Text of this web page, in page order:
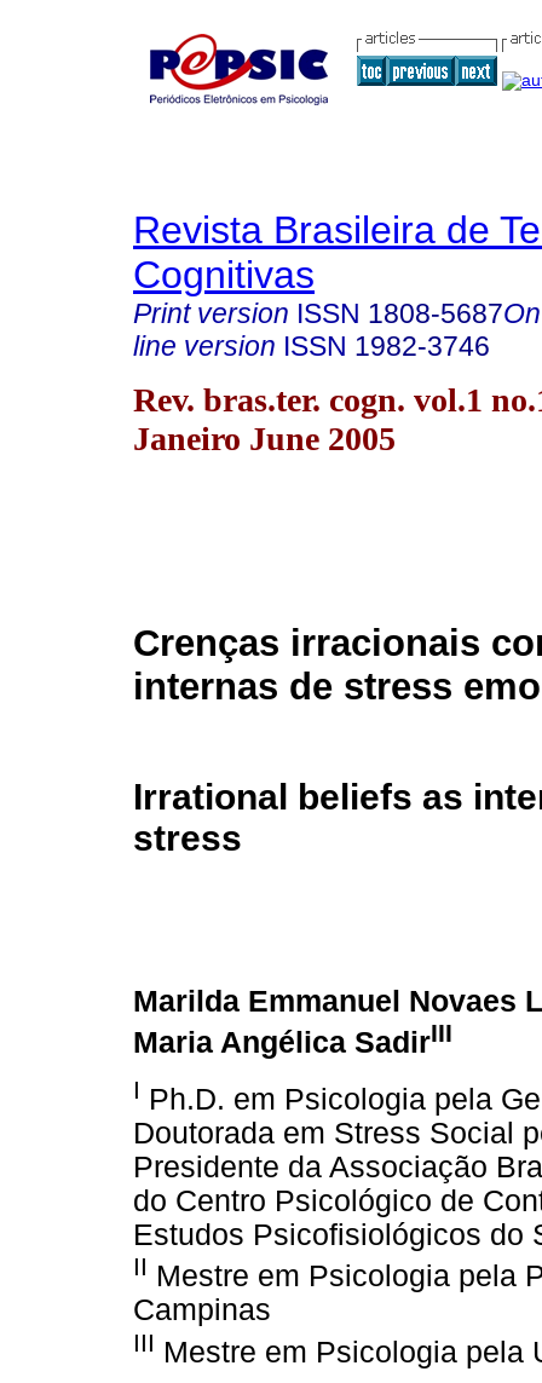
Revista Brasileira de
Cognitivas
Print version ISSN 1808-5687
line version ISSN 1982-3746
Rev. bras.ter. cogn. vol.1
Janeiro June 2005
Crenças irracionais
internas de stress
Irrational beliefs as
stress
Marilda Emmanuel Novaes
Maria Angélica SadirIII
I Ph.D. em Psicologia pela
Doutorada em Stress Social
Presidente da Associação
do Centro Psicológico de
Estudos Psicofisiológicos do
II Mestre em Psicologia pela
Campinas
III Mestre em Psicologia pela